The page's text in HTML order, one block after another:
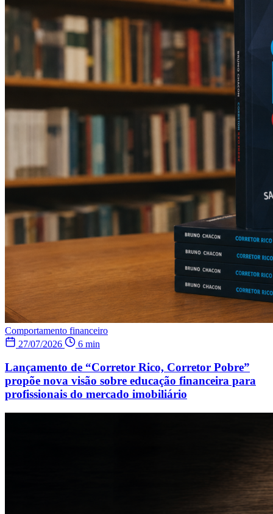
Comportamento financeiro
27/07/2026
6 min
Lançamento de “Corretor Rico, Corretor Pobre”
propõe nova visão sobre educação financeira para
profissionais do mercado imobiliário